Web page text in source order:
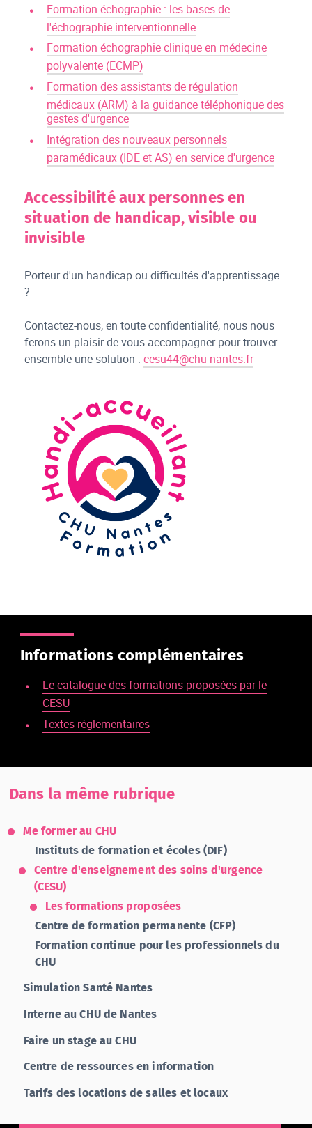
Formation échographie : les bases de
l'échographie interventionnelle
Formation échographie clinique en médecine
polyvalente (ECMP)
Formation des assistants de régulation
médicaux (ARM) à la guidance téléphonique des
gestes d'urgence
Intégration des nouveaux personnels
paramédicaux (IDE et AS) en service d'urgence
Accessibilité aux personnes en
situation de handicap, visible ou
invisible
Porteur d'un handicap ou difficultés d'apprentissage
?
Contactez-nous, en toute confidentialité, nous nous
ferons un plaisir de vous accompagner pour trouver
ensemble une solution :cesu44@chu-nantes.fr
Informations complémentaires
Le catalogue des formations proposées par le
CESU
Textes réglementaires
Dans la même rubrique
Me former au CHU
Instituts de formation et écoles (DIF)
Centre d'enseignement des soins d'urgence
(CESU)
Les formations proposées
Centre de formation permanente (CFP)
Formation continue pour les professionnels du
CHU
Simulation Santé Nantes
Interne au CHU de Nantes
Faire un stage au CHU
Centre de ressources en information
Tarifs des locations de salles et locaux